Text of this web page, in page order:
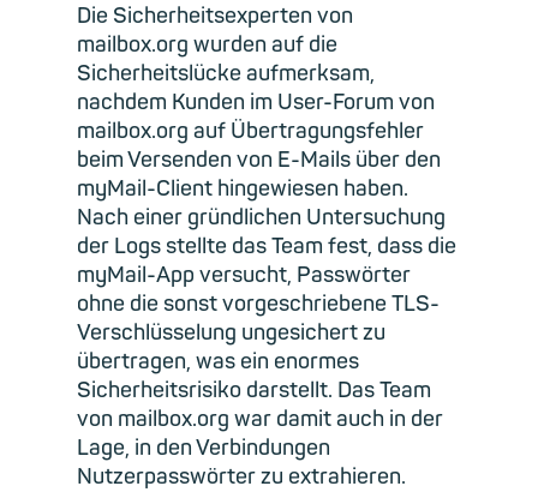
Die Sicherheitsexperten von
mailbox.org wurden auf die
Sicherheitslücke aufmerksam,
nachdem Kunden im User-Forum von
mailbox.org auf Übertragungsfehler
beim Versenden von E-Mails über den
myMail-Client hingewiesen haben.
Nach einer gründlichen Untersuchung
der Logs stellte das Team fest, dass die
myMail-App versucht, Passwörter
ohne die sonst vorgeschriebene TLS-
Verschlüsselung ungesichert zu
übertragen, was ein enormes
Sicherheitsrisiko darstellt. Das Team
von mailbox.org war damit auch in der
Lage, in den Verbindungen
Nutzerpasswörter zu extrahieren.